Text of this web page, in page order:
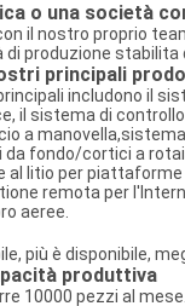
o una società
il nostro proprio
di produzione stabilita
principali
includono il
il sistema di
a
fondo/cortici a
al litio per piattaforme
remota per
aeree.
più è disponibile,
produttiva
10000 pezzi al mese.